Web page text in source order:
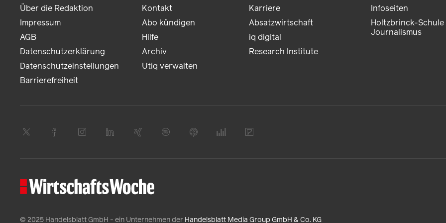
Über die Redaktion
Impressum
AGB
Datenschutzerklärung
Datenschutzeinstellungen
Barrierefreiheit
Kontakt
Abo kündigen
Hilfe
Archiv
Utiq verwalten
Karriere
Absatzwirtschaft
iq digital
Research Institute
Infoseiten
Holtzbrinck-
Journalismus
© 2025 Handelsblatt GmbH - ein Unternehmen der Handelsblatt Media Group GmbH & Co. KG